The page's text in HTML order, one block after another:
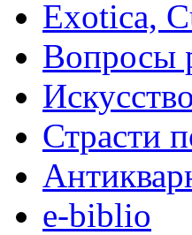
Exotica,
Вопросы
Страсти
e-biblio